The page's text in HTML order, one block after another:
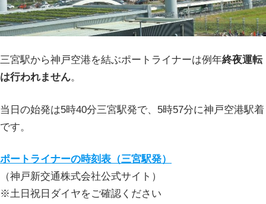
三宮駅から神戸空港を結ぶポートライナーは例年終夜運転
は行われません。
当日の始発は5時40分三宮駅発で、5時57分に神戸空港駅着
です。
ポートライナーの時刻表（三宮駅発）
（神戸新交通株式会社公式サイト）
※土日祝日ダイヤをご確認ください